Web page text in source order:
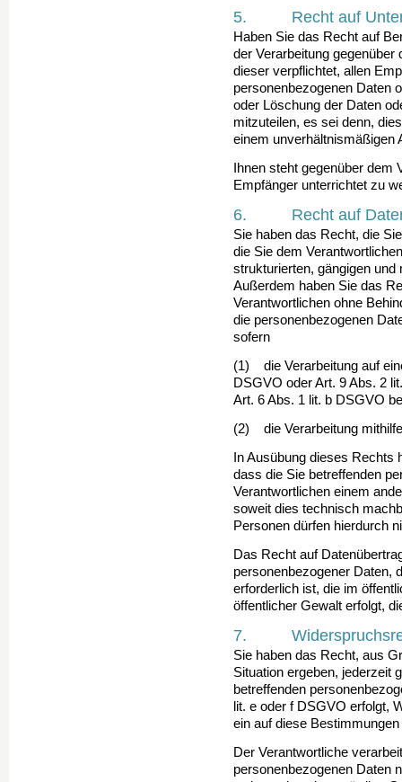
5. Recht auf
Haben Sie das Recht auf
der Verarbeitung
dieser verpflichtet, allen
personenbezogenen Daten
oder Löschung der Daten
mitzuteilen, es sei denn,
einem unverhältnismäßigen
Ihnen steht gegenüber
Empfänger unterrichtet zu
6. Recht auf
Sie haben das Recht, die
die Sie dem
strukturierten, gängigen
Außerdem haben Sie das
Verantwortlichen ohne
die personenbezogenen
sofern
(1) die Verarbeitung auf
DSGVO oder Art. 9 Abs. 2
Art. 6 Abs. 1 lit. b DSGVO
(2) die Verarbeitung
In Ausübung dieses
dass die Sie betref­fen­den
Verantwortlichen einem
soweit dies technisch
Personen dürfen hierdurch
Das Recht auf
personenbezogener Daten,
erforderlich ist, die im
öffentlicher Gewalt erfolgt,
7.
Sie haben das Recht, aus
Situation ergeben, jederzeit
betreffenden
lit. e oder f DSGVO erfolgt,
ein auf diese
Der Verantwortliche
personenbezogenen Daten